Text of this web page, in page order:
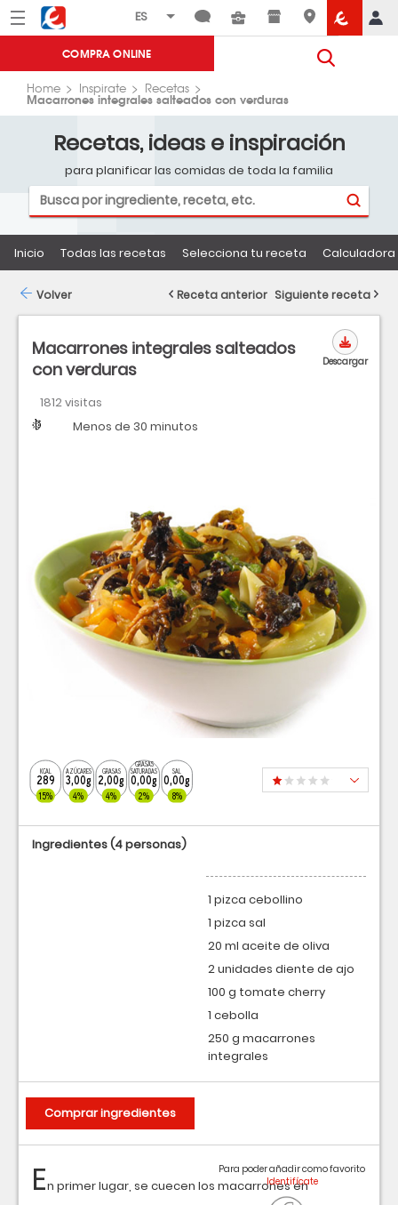
Menú Eroski
COMPRA ONLINE
Home Inspirate Recetas
Macarrones integrales salteados con verduras
Recetas, ideas e inspiración
para planificar las comidas de toda la familia
Inicio Todas las recetas Selecciona tu receta
Macarrones integrales salteados
con verduras
1812 visitas
Dificultad
Tiempo Menos de 30 minutos
Descargar
KCAL
289
15%
AZÚCARES
3,00g
4%
GRASAS
2,00g
4%
GRASAS
SATURADAS
0,00g
2%
SAL
0,00g
8%
En primer lugar, se cuecen los macarrones en
Para poder añadir como favorito
Ingredientes(4 personas)
1 pizca cebollino
1 pizca sal
20 ml aceite de oliva
2 unidades diente de ajo
100 g tomate cherry
1 cebolla
250 g macarrones
integrales
Comprar ingredientes
Volver Receta anterior Siguiente receta